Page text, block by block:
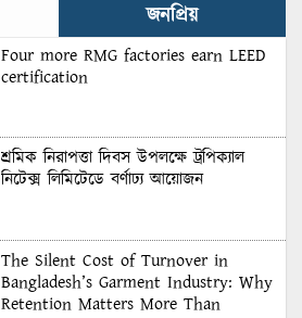
জনপ্রিয়
Four more RMG factories earn LEED
certification
শ্রমিক নিরাপত্তা দিবস উপলক্ষে ট্রপিক্যাল
নিটেক্স লিমিটেডে বর্ণাঢ্য আয়োজন
The Silent Cost of Turnover in
Bangladesh’s Garment Industry: Why
Retention Matters More Than